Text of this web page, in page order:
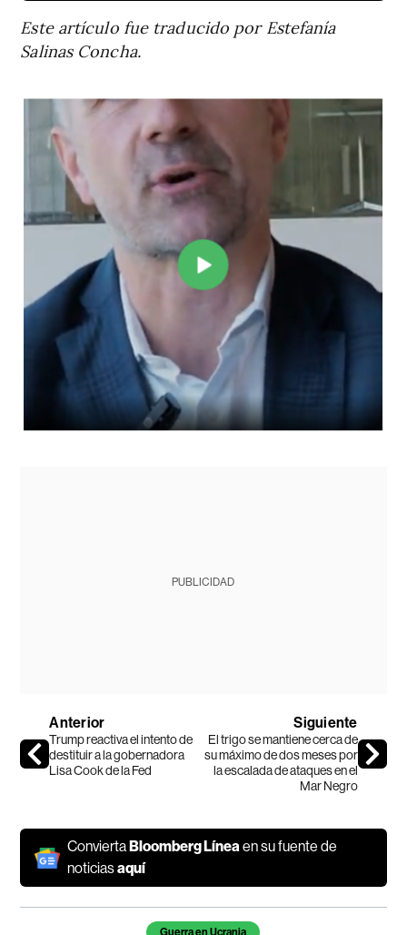
Este artículo fue traducido por Estefanía
Salinas Concha.
PUBLICIDAD
Anterior
Trump reactiva el intento de
destituir a la gobernadora
Lisa Cook de la Fed
Siguiente
El trigo se mantiene cerca de
su máximo de dos meses por
la escalada de ataques en el
Mar Negro
Convierta Bloomberg Líneaen su fuente de
noticiasaquí
Temas de este artículo